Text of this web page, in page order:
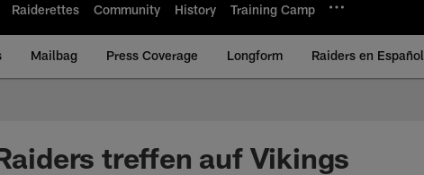
Raiderettes Community History Training Camp
Mailbag Press Coverage Longform Raiders en Español
treffen auf Vikings